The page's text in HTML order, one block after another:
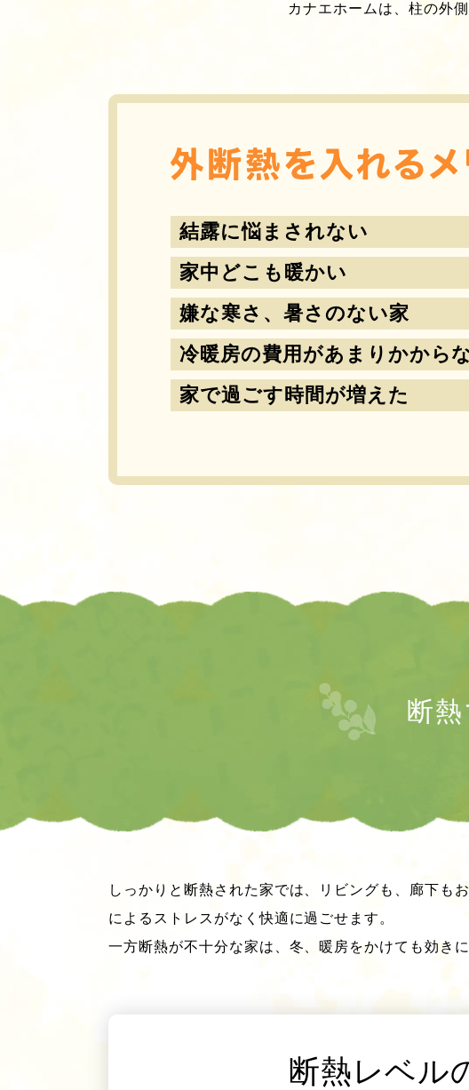
カナエホームは、柱の外
結露に悩まされない
家中どこも暖かい
嫌な寒さ、暑さのない家
冷暖房の費用があまりかから
家で過ごす時間が増えた
断
しっかりと断熱された家では、リビングも、廊下も
によるストレスがなく快適に過ごせます。
一方断熱が不十分な家は、冬、暖房をかけても効き
断熱レベル